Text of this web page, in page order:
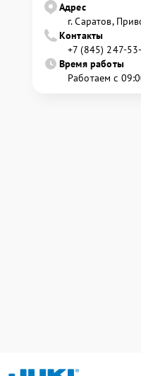
Адрес
г. Саратов,
Контакты
+7 (845) 247-
Время работы
Работаем с